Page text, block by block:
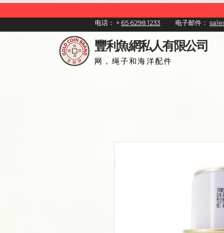
电话： +65 6298 1233 电子邮件：
豐利魚網私人有限公司
网，绳子和海洋配件